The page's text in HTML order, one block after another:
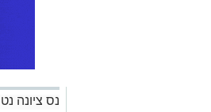
נס ציונה נט